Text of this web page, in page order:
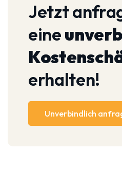
Jetzt
eine
erhalten!
Unverbindlich